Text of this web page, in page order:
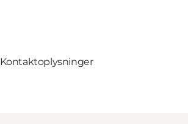
Kontaktoplysninger